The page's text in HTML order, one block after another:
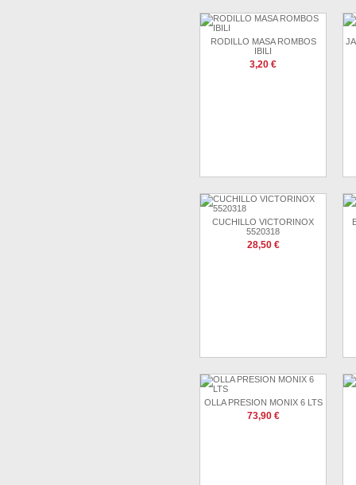
RODILLO MASA ROMBOS
IBILI
3,20 €
CUCHILLO VICTORINOX
5520318
28,50 €
OLLA PRESION MONIX 6 LTS
73,90 €